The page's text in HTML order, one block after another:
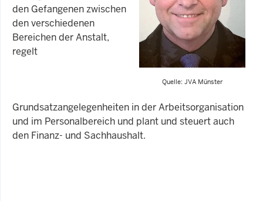
Quelle: JVA Münster
den Gefangenen zwischen
den verschiedenen
Bereichen der Anstalt,
regelt
Grundsatzangelegenheiten in der Arbeitsorganisation
und im Personalbereich und plant und steuert auch
den Finanz- und Sachhaushalt.